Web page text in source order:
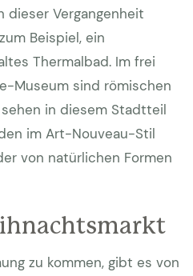
dieser Vergangenheit
Beispiel, ein
Thermalbad. Im frei
Museum sind römischen
in diesem Stadtteil
im Art-Nouveau-Stil
von natürlichen Formen
zu kommen, gibt es von